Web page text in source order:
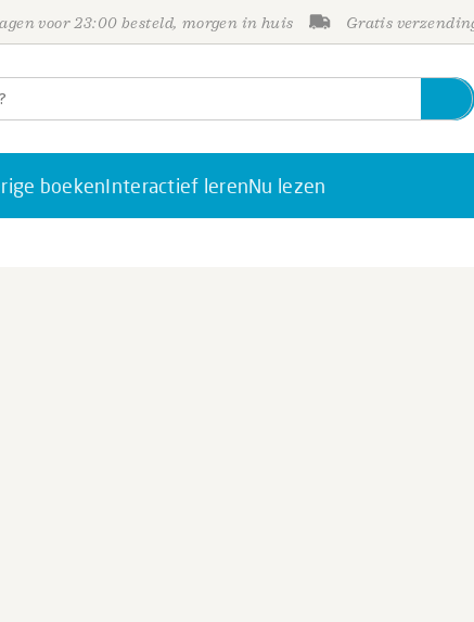
voor 23:00 besteld, morgen in huis Gratis
boekenInteractief lerenNu lezen